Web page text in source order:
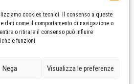
cookies tecnici. Il consenso a queste
dati come il comportamento di navigazione o
o ritirare il consenso può influire
e funzioni.
Nega Visualizza le preferenze